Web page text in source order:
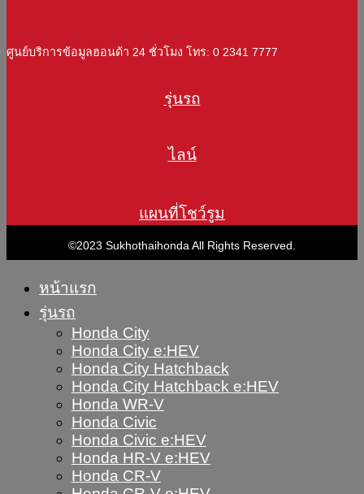
ศูนย์บริการข้อมูลฮอนด้า 24 ชั่วโมง โทร: 0 2341 7777
รุ่นรถ
ไลน์
แผนที่โชว์รูม
©2023 Sukhothaihonda All Rights Reserved.
หน้าแรก
รุ่นรถ
Honda City
Honda City e:HEV
Honda City Hatchback
Honda City Hatchback e:HEV
Honda WR-V
Honda Civic
Honda Civic e:HEV
Honda HR-V e:HEV
Honda CR-V